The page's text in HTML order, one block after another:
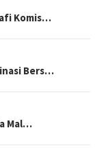
Komis…
Bers…
Mal…